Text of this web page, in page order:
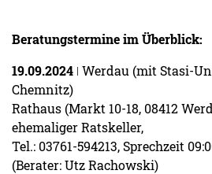
Beratungstermine im Überblick:
19.09.2024 ǀ Werdau (mit Stasi-
Chemnitz)
Rathaus (Markt 10-18, 08412
ehemaliger Ratskeller,
Tel.: 03761-594213, Sprechzeit
(Berater: Utz Rachowski)